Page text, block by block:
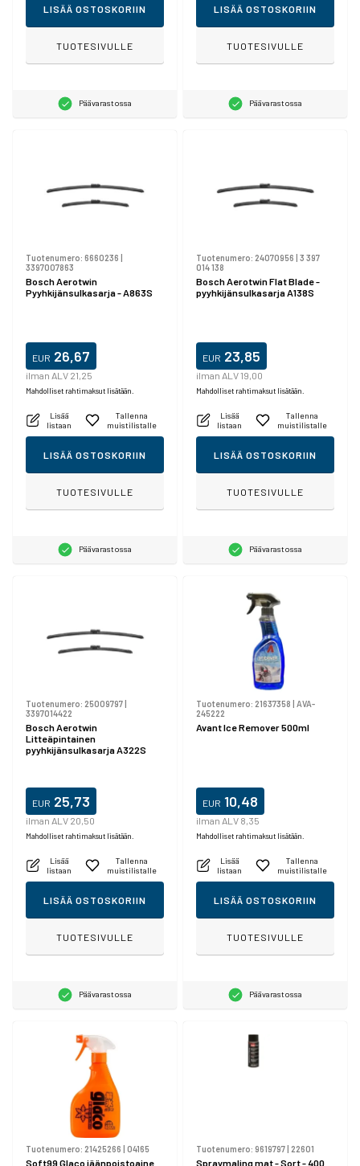
LISÄÄ OSTOSKORIIN
TUOTESIVULLE
Päävarastossa
LISÄÄ OSTOSKORIIN
TUOTESIVULLE
Päävarastossa
Tuotenumero: 6660236 |
3397007863
Bosch Aerotwin
Pyyhkijänsulkasarja - A863S
EUR 26,67
ilman ALV 21,25
Mahdolliset rahtimaksut lisätään.
Lisää
listaan
Tallenna
muistilistalle
LISÄÄ OSTOSKORIIN
TUOTESIVULLE
Päävarastossa
Tuotenumero: 24070956 | 3 397
014 138
Bosch Aerotwin Flat Blade -
pyyhkijänsulkasarja A138S
EUR 23,85
ilman ALV 19,00
Mahdolliset rahtimaksut lisätään.
Lisää
listaan
Tallenna
muistilistalle
LISÄÄ OSTOSKORIIN
TUOTESIVULLE
Päävarastossa
Tuotenumero: 25009797|
3397014422
Bosch Aerotwin
Litteäpintainen
pyyhkijänsulkasarja A322S
EUR 25,73
ilman ALV 20,50
Mahdolliset rahtimaksut lisätään.
Lisää
listaan
Tallenna
muistilistalle
LISÄÄ OSTOSKORIIN
TUOTESIVULLE
Päävarastossa
Tuotenumero: 21637358 | AVA-
245222
Avant Ice Remover 500ml
EUR 10,48
ilman ALV 8,35
Mahdolliset rahtimaksut lisätään.
Lisää
listaan
Tallenna
muistilistalle
LISÄÄ OSTOSKORIIN
TUOTESIVULLE
Päävarastossa
Tuotenumero: 21425266 04165
Soft99 Glaco jäänpoistoaine
Tuotenumero: 9619797 22601
Spraymaling mat - Sort - 400